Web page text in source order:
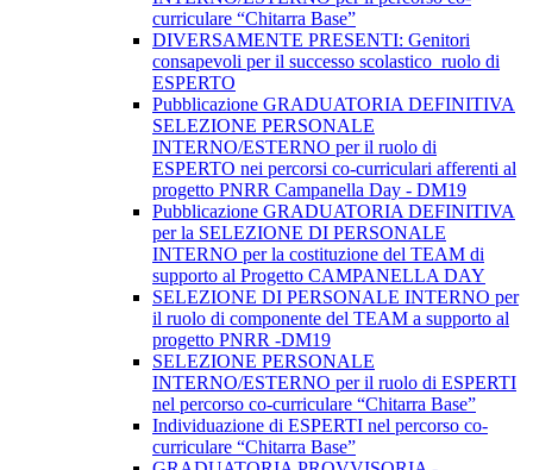
curriculare “Chitarra Base”
DIVERSAMENTE PRESENTI: Genitori
consapevoli per il successo scolastico_ruolo di
ESPERTO
Pubblicazione GRADUATORIA DEFINITIVA
SELEZIONE PERSONALE
INTERNO/ESTERNO per il ruolo di
ESPERTO nei percorsi co-curriculari afferenti al
progetto PNRR Campanella Day - DM19
Pubblicazione GRADUATORIA DEFINITIVA
per la SELEZIONE DI PERSONALE
INTERNO per la costituzione del TEAM di
supporto al Progetto CAMPANELLA DAY
SELEZIONE DI PERSONALE INTERNO per
il ruolo di componente del TEAM a supporto al
progetto PNRR -DM19
SELEZIONE PERSONALE
INTERNO/ESTERNO per il ruolo di ESPERTI
nel percorso co-curriculare “Chitarra Base”
Individuazione di ESPERTI nel percorso co-
curriculare “Chitarra Base”